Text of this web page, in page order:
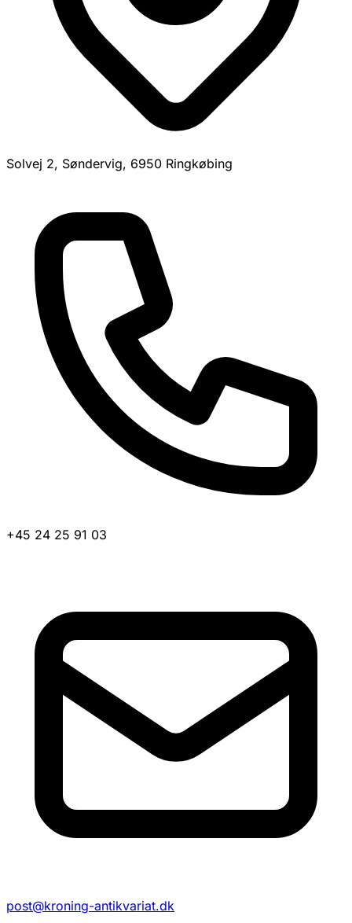
Solvej 2, Søndervig, 6950 Ringkøbing
+45 24 25 91 03
post@kroning-antikvariat.dk